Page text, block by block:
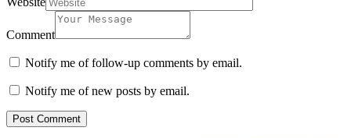
Comment
Notify me of follow-up comments by email.
Notify me of new posts by email.